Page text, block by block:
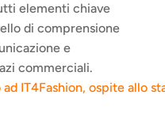
elementi chiave
di comprensione
e
commerciali.
ad IT4Fashion, ospite allo